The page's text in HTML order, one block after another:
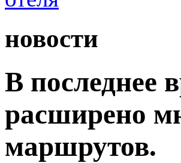
новости
В последнее
расширено
маршрутов.